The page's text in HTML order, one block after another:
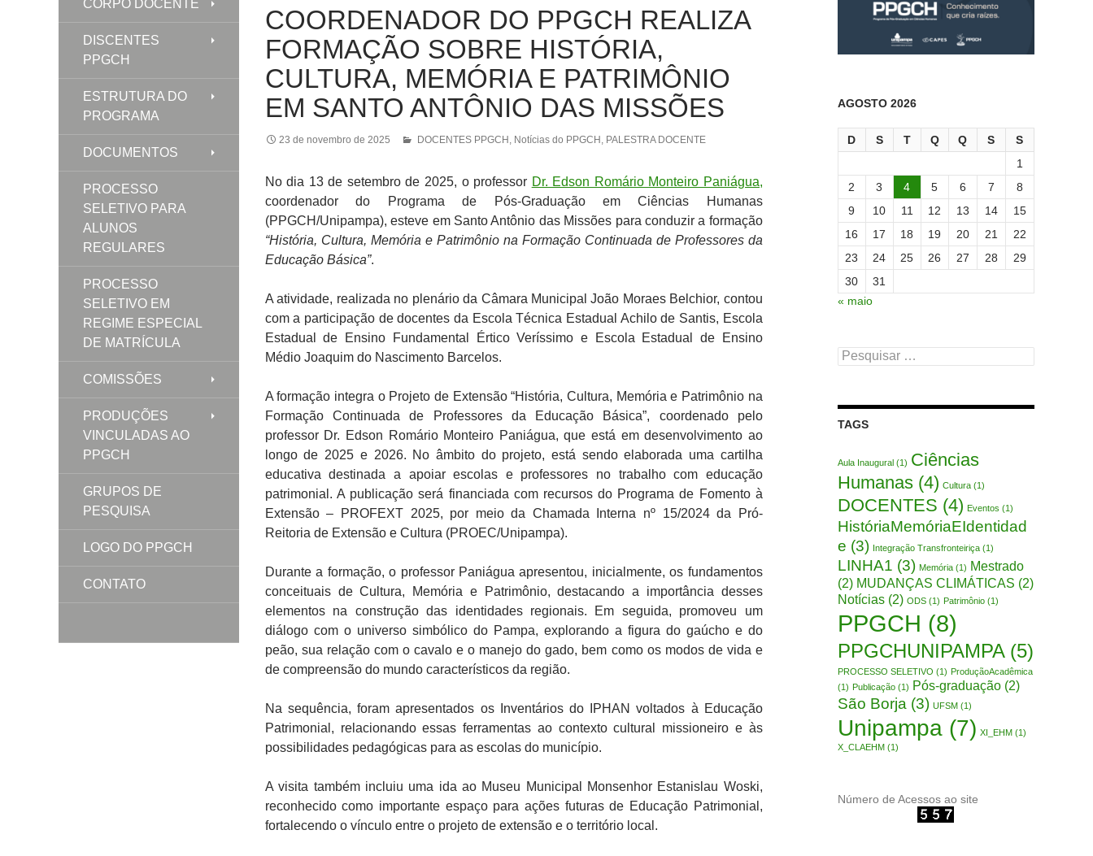
COORDENADOR DO PPGCH REALIZA
FORMAÇÃO SOBRE HISTÓRIA,
CULTURA, MEMÓRIA E PATRIMÔNIO
EM SANTO ANTÔNIO DAS MISSÕES
23 de novembro de 2025 DOCENTES PPGCH Notícias do PPGCH PALESTRA DOCENTE
No dia 13 de setembro de 2025, o professor Dr. Edson Romário Monteiro Paniágua,
coordenador do Programa de Pós-Graduação em Ciências Humanas
(PPGCH/Unipampa), esteve em Santo Antônio das Missões para conduzir a formação
“História, Cultura, Memória e Patrimônio na Formação Continuada de Professores da
Educação Básica”.
A atividade, realizada no plenário da Câmara Municipal João Moraes Belchior, contou
com a participação de docentes da Escola Técnica Estadual Achilo de Santis, Escola
Estadual de Ensino Fundamental Értico Veríssimo e Escola Estadual de Ensino
Médio Joaquim do Nascimento Barcelos.
A formação integra o Projeto de Extensão “História, Cultura, Memória e Patrimônio na
Formação Continuada de Professores da Educação Básica”, coordenado pelo
professor Dr. Edson Romário Monteiro Paniágua, que está em desenvolvimento ao
longo de 2025 e 2026. No âmbito do projeto, está sendo elaborada uma cartilha
educativa destinada a apoiar escolas e professores no trabalho com educação
patrimonial. A publicação será financiada com recursos do Programa de Fomento à
Extensão – PROFEXT 2025, por meio da Chamada Interna nº 15/2024 da Pró-
Reitoria de Extensão e Cultura (PROEC/Unipampa).
Durante a formação, o professor Paniágua apresentou, inicialmente, os fundamentos
conceituais de Cultura, Memória e Patrimônio, destacando a importância desses
elementos na construção das identidades regionais. Em seguida, promoveu um
diálogo com o universo simbólico do Pampa, explorando a figura do gaúcho e do
peão, sua relação com o cavalo e o manejo do gado, bem como os modos de vida e
de compreensão do mundo característicos da região.
Na sequência, foram apresentados os Inventários do IPHAN voltados à Educação
Patrimonial, relacionando essas ferramentas ao contexto cultural missioneiro e às
possibilidades pedagógicas para as escolas do município.
A visita também incluiu uma ida ao Museu Municipal Monsenhor Estanislau Woski,
reconhecido como importante espaço para ações futuras de Educação Patrimonial,
fortalecendo o vínculo entre o projeto de extensão e o território local.
AGOSTO 2026
D S T Q Q S
S
1
2
3 4 5 6 7
8
9
10 11 12 13 14
15
16
17 18 19 20 21
22
23
24 25 26 27 28
29
30
31
« maio
Pesquisar
por:
TAGS
Aula Inaugural(1) Ciências
Humanas(4) Cultura(1)
DOCENTES (4) Eventos (1)
HistóriaMemóriaEIdentidad
e (3) Integração Transfronteiriça(1)
LINHA1 (3) Memória(1) Mestrado
(2) MUDANÇAS CLIMÁTICAS (2)
Notícias(2) ODS(1) Patrimônio(1)
PPGCH (8)
PPGCHUNIPAMPA(5)
PROCESSO SELETIVO (1) ProduçãoAcadêmica
(1) Publicação(1) Pós-graduação(2)
São Borja (3) UFSM(1)
Unipampa(7) XI_EHM(1)
X_CLAEHM(1)
Número de Acessos ao site
CORPO DOCENTE
DISCENTES
PPGCH
ESTRUTURA DO
PROGRAMA
DOCUMENTOS
PROCESSO
SELETIVO PARA
ALUNOS
REGULARES
PROCESSO
SELETIVO EM
REGIME ESPECIAL
DE MATRÍCULA
COMISSÕES
PRODUÇÕES
VINCULADAS AO
PPGCH
GRUPOS DE
PESQUISA
LOGO DO PPGCH
CONTATO